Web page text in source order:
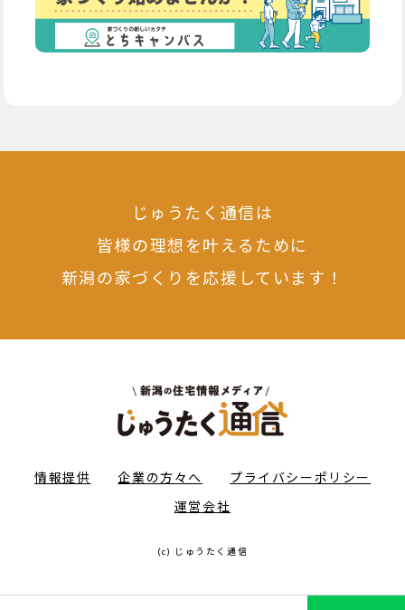
じゅうたく通信は
皆様の理想を叶えるために
新潟の家づくりを応援しています！
情報提供 企業の方々へ
プライバシーポリシー
運営会社
(c) じゅうたく通信